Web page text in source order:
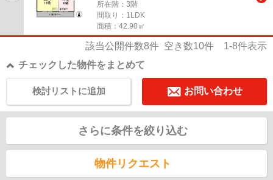
所在階：3階
間取り：1LDK
面積：42.90㎡
該当公開件数8件 空き数10件 1-8件表示
チェックした物件をまとめて
お問い合わせ
検討リストに追加
さらに条件を絞り込む
物件リクエスト